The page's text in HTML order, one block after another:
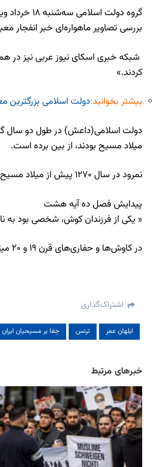
گروه
بررسی تصاویر ماهواره‌ای خبر انفجار
شبکه خبری اسکای نیوز عربی نیز در
کردند.»
بیشتر بخوانید:دولت اسلامی بزرگترین
دولت اسلامی(داعش) در طول دو سال
میلاد مسیح بودند، از بین برده است.
نمرود در سال ۱۲۷۰ پیش از میلاد مسیح ساخته شد و برای مدت‌ها پایتخت آشوریان بود.این شهر نام خود را از پادشاهی به نام نمرود که نامش در کتاب مقدس نیز آمده، گرفته است.
پیدایش فصل ده آیه هشت
« یکی از فرزندان کوش، شخصی بود به
در کاوش‌ها و حفاری‌های قرن ۱۹ و ۲۰ میلادی خرابه‌های قلعه، معابد، کتیبه‌ها و نقوش برجسته این شهر کشف شد.
اشتراک‌گذاری
ایلهان عمر ترنس جفا بر مسیحیان ایران
خبرهای مرتبط